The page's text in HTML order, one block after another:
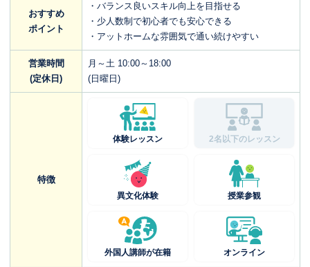
おすすめ
ポイント
・バランス良いスキル向上を目指せる
・少人数制で初心者でも安心できる
・アットホームな雰囲気で通い続けやすい
営業時間
(定休日)
月～土 10:00～18:00
(日曜日)
特徴
体験レッスン 2名以下のレッスン
異文化体験 授業参観
外国人講師が在籍 オンライン